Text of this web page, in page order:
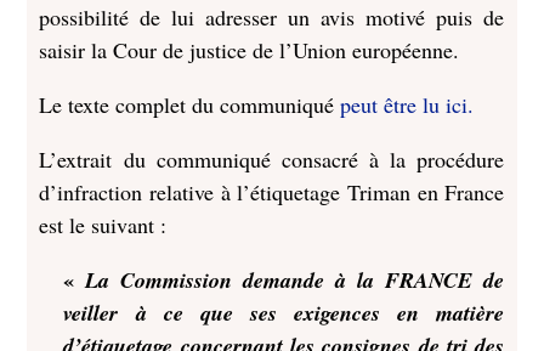
possibilité de lui adresser un avis motivé puis de
saisir la Cour de justice de l’Union européenne.
Le texte complet du communiquépeut être lu ici.
L’extrait du communiqué consacré à la procédure
d’infraction relative à l’étiquetage Triman en France
est le suivant :
«La Commission demande à la FRANCE de
veiller à ce que ses exigences en matière